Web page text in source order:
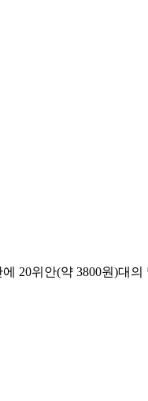
20위안(약 3800원)대